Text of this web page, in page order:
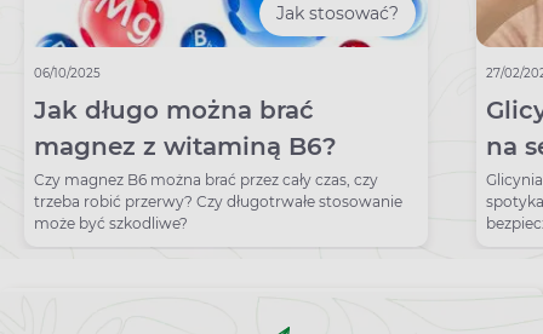
Jak stosować?
06/10/2025
Jak długo można brać
magnez z witaminą B6?
Czy magnez B6 można brać przez cały czas, czy
trzeba robić przerwy? Czy długotrwałe stosowanie
może być szkodliwe?
27/02/
na